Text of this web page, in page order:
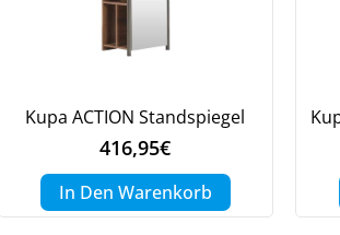
Kupa ACTION Standspiegel
416,95€
In Den Warenkorb
Meinen Code senden
dem Laufenden über Neuigkeiten und
wie wir Ihre Daten für Marketingkommunikation
unsereDatenschutzrichtlinie.